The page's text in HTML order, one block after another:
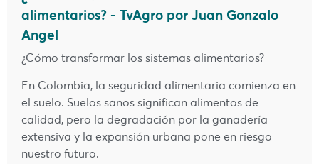
alimentarios? - TvAgro por Juan Gonzalo
Angel
¿Cómo transformar los sistemas alimentarios?
En Colombia, la seguridad alimentaria comienza en
el suelo. Suelos sanos significan alimentos de
calidad, pero la degradación por la ganadería
extensiva y la expansión urbana pone en riesgo
nuestro futuro.